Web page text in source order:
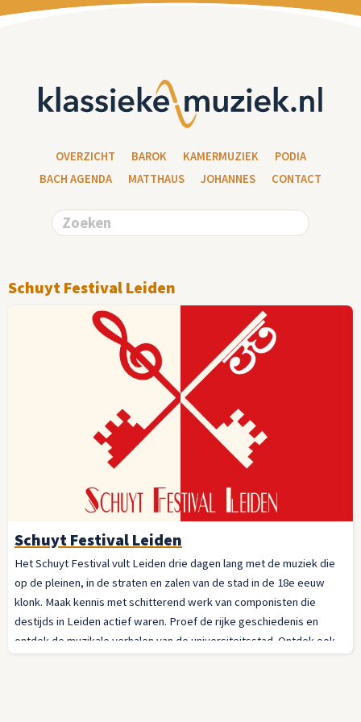
OVERZICHT BAROK KAMERMUZIEK
PODIA
BACH AGENDA
MATTHAUS JOHANNES CONTACT
Schuyt Festival Leiden
Schuyt Festival Leiden
Het Schuyt Festival vult Leiden drie dagen lang met de muziek die
op de pleinen, in de straten en zalen van de stad in de 18e eeuw
klonk. Maak kennis met schitterend werk van componisten die
destijds in Leiden actief waren. Proef de rijke geschiedenis en
ontdek de muzikale verhalen van de universiteitsstad. Ontdek ook